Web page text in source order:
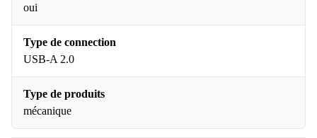
oui
Type de connection
USB-A 2.0
Type de produits
mécanique